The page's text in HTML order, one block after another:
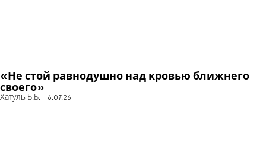
«Не стой равнодушно над кровью ближнего
своего»
Хатуль Б.Б. 6.07.26